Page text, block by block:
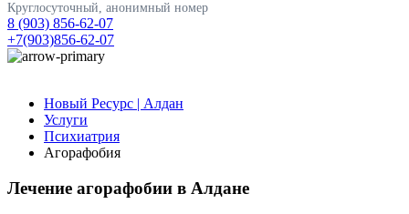
Круглосуточный, анонимный номер
8 (903) 856-62-07
+7(903)856-62-07
Новый Ресурс | Алдан
Услуги
Психиатрия
Агорафобия
Лечение агорафобии в Алдане